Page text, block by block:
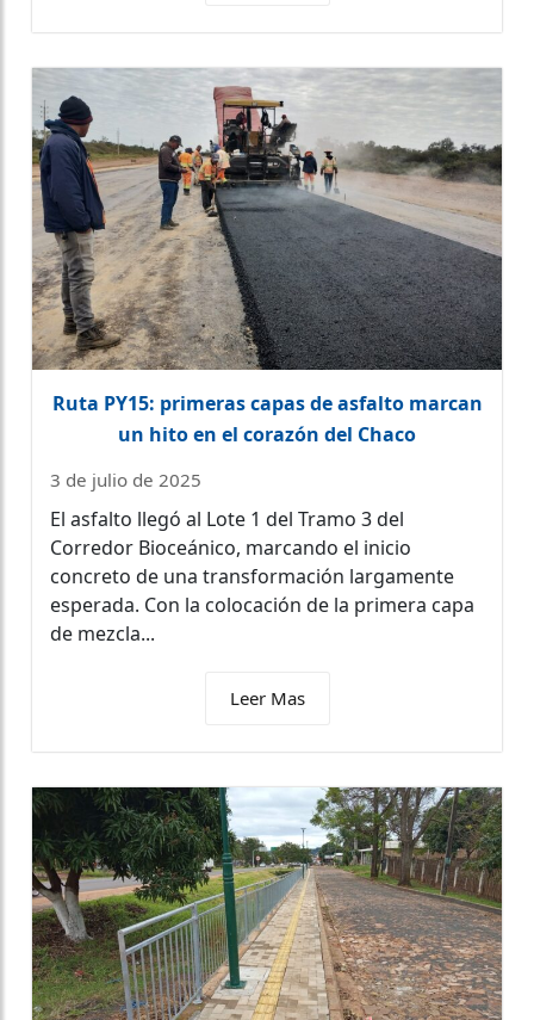
Ruta PY15: primeras capas de asfalto marcan
un hito en el corazón del Chaco
3 de julio de 2025
El asfalto llegó al Lote 1 del Tramo 3 del
Corredor Bioceánico, marcando el inicio
concreto de una transformación largamente
esperada. Con la colocación de la primera capa
de mezcla...
Leer Mas